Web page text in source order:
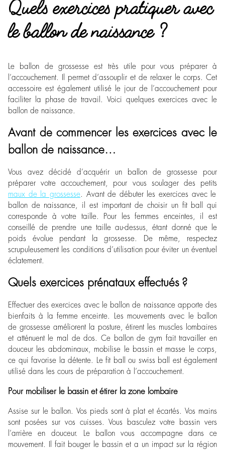
Quels exercices pratiquer avec
le ballon de naissance ?
Le ballon de grossesse est très utile pour vous préparer à
l’accouchement. Il permet d’assouplir et de relaxer le corps. Cet
accessoire est également utilisé le jour de l’accouchement pour
faciliter la phase de travail. Voici quelques exercices avec le
ballon de naissance.
Avant de commencer les exercices avec le
ballon de naissance…
Vous avez décidé d’acquérir un ballon de grossesse pour
préparer votre accouchement, pour vous soulager des petits
maux de la grossesse. Avant de débuter les exercices avec le
ballon de naissance, il est important de choisir un fit ball qui
corresponde à votre taille. Pour les femmes enceintes, il est
conseillé de prendre une taille au-dessus, étant donné que le
poids évolue pendant la grossesse. De même, respectez
scrupuleusement les conditions d’utilisation pour éviter un éventuel
éclatement.
Quels exercices prénataux effectués ?
Effectuer des exercices avec le ballon de naissance apporte des
bienfaits à la femme enceinte. Les mouvements avec le ballon
de grossesse améliorent la posture, étirent les muscles lombaires
et atténuent le mal de dos. Ce ballon de gym fait travailler en
douceur les abdominaux, mobilise le bassin et masse le corps,
ce qui favorise la détente. Le fit ball ou swiss ball est également
utilisé dans les cours de préparation à l’accouchement.
Pour mobiliser le bassin et étirer la zone lombaire
Assise sur le ballon. Vos pieds sont à plat et écartés. Vos mains
sont posées sur vos cuisses. Vous basculez votre bassin vers
l’arrière en douceur. Le ballon vous accompagne dans ce
mouvement. Il fait bouger le bassin et a un impact sur la région